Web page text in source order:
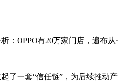
：OPPO有20万家门店，遍布
了一套“信任链”，为后续推动